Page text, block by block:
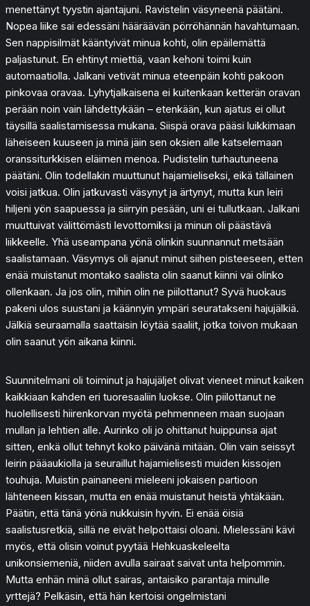
menettänyt tyystin ajantajuni. Ravistelin väsyneenä päätäni.
Nopea liike sai edessäni hääräävän pörröhännän havahtumaan.
Sen nappisilmät kääntyivät minua kohti, olin epäilemättä
paljastunut. En ehtinyt miettiä, vaan kehoni toimi kuin
automaatiolla. Jalkani vetivät minua eteenpäin kohti pakoon
pinkovaa oravaa. Lyhytjalkaisena ei kuitenkaan ketterän oravan
perään noin vain lähdettykään – etenkään, kun ajatus ei ollut
täysillä saalistamisessa mukana. Siispä orava pääsi luikkimaan
läheiseen kuuseen ja minä jäin sen oksien alle katselemaan
oranssiturkkisen eläimen menoa. Pudistelin turhautuneena
päätäni. Olin todellakin muuttunut hajamieliseksi, eikä tällainen
voisi jatkua. Olin jatkuvasti väsynyt ja ärtynyt, mutta kun leiri
hiljeni yön saapuessa ja siirryin pesään, uni ei tullutkaan. Jalkani
muuttuivat välittömästi levottomiksi ja minun oli päästävä
liikkeelle. Yhä useampana yönä olinkin suunnannut metsään
saalistamaan. Väsymys oli ajanut minut siihen pisteeseen, etten
enää muistanut montako saalista olin saanut kiinni vai olinko
ollenkaan. Ja jos olin, mihin olin ne piilottanut? Syvä huokaus
pakeni ulos suustani ja käännyin ympäri seuratakseni hajujälkiä.
Jälkiä seuraamalla saattaisin löytää saaliit, jotka toivon mukaan
olin saanut yön aikana kiinni.
Suunnitelmani oli toiminut ja hajujäljet olivat vieneet minut kaiken
kaikkiaan kahden eri tuoresaaliin luokse. Olin piilottanut ne
huolellisesti hiirenkorvan myötä pehmenneen maan suojaan
mullan ja lehtien alle. Aurinko oli jo ohittanut huippunsa ajat
sitten, enkä ollut tehnyt koko päivänä mitään. Olin vain seissyt
leirin pääaukiolla ja seuraillut hajamielisesti muiden kissojen
touhuja. Muistin painaneeni mieleeni jokaisen partioon
lähteneen kissan, mutta en enää muistanut heistä yhtäkään.
Päätin, että tänä yönä nukkuisin hyvin. Ei enää öisiä
saalistusretkiä, sillä ne eivät helpottaisi oloani. Mielessäni kävi
myös, että olisin voinut pyytää Hehkuaskeleelta
unikonsiemeniä, niiden avulla sairaat saivat unta helpommin.
Mutta enhän minä ollut sairas, antaisiko parantaja minulle
yrttejä? Pelkäsin, että hän kertoisi ongelmistani